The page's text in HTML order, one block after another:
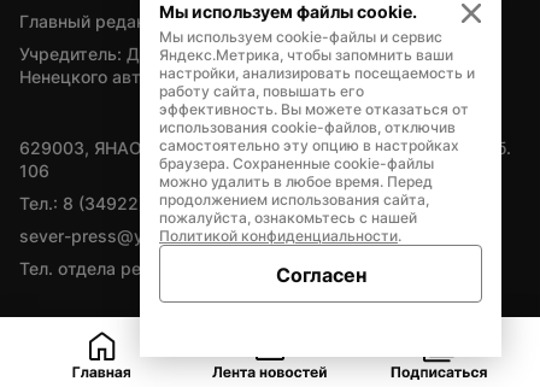
Главный редактор — А.Л. Поздеев
Учредитель: Департамент внутренней политики Ямало-
Ненецкого автономного округа
629003, ЯНАО, Салехард, мкр. Богдана Кнунянца, д.1, каб.
106
Тел.: 8 (34922) 71262
sever-press@yamal-media.ru
Тел. отдела рекламы: 8 (34922) 42728
Мы используем файлы cookie.
Мы используем cookie-файлы и сервис
Яндекс.Метрика, чтобы запомнить ваши
настройки, анализировать посещаемость и
работу сайта, повышать его
эффективность. Вы можете отказаться от
использования cookie-файлов, отключив
самостоятельно эту опцию в настройках
браузера. Сохраненные cookie-файлы
можно удалить в любое время. Перед
продолжением использования сайта,
пожалуйста, ознакомьтесь с нашей
Политикой конфиденциальности.
Согласен